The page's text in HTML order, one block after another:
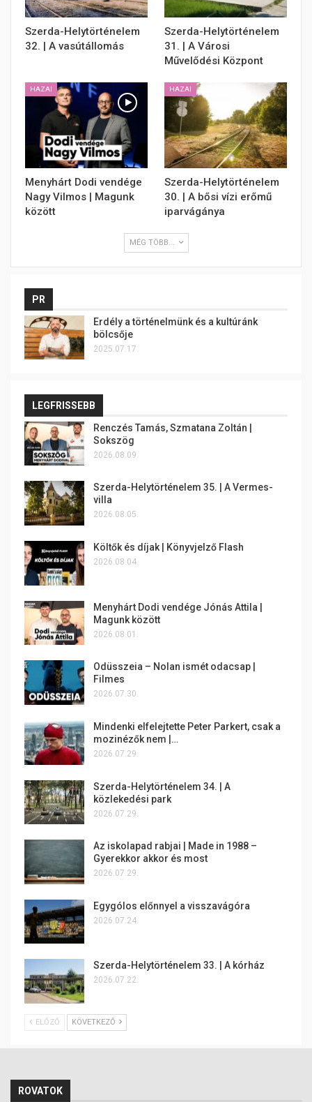
Szerda-Helytörténelem
32. | A vasútállomás
Szerda-Helytörténelem
31. | A Városi
Művelődési Központ
HAZAI
Menyhárt Dodi vendége
Nagy Vilmos | Magunk
között
HAZAI
Szerda-Helytörténelem
30. | A bősi vízi erőmű
iparvágánya
MÉG TÖBB...
PR
Erdély a történelmünk és a kultúránk
bölcsője
2025.07.17.
LEGFRISSEBB
Renczés Tamás, Szmatana Zoltán |
Sokszög
2026.08.09.
Szerda-Helytörténelem 35. | A Vermes-
villa
2026.08.05.
Költők és díjak | Könyvjelző Flash
2026.08.04.
Menyhárt Dodi vendége Jónás Attila |
Magunk között
2026.08.01.
Odüsszeia – Nolan ismét odacsap |
Filmes
2026.07.30.
Mindenki elfelejtette Peter Parkert, csak a
mozinézők nem |…
2026.07.29.
Szerda-Helytörténelem 34. | A
közlekedési park
2026.07.29.
Az iskolapad rabjai | Made in 1988 –
Gyerekkor akkor és most
2026.07.29.
Egygólos előnnyel a visszavágóra
2026.07.24.
Szerda-Helytörténelem 33. | A kórház
2026.07.22.
ELŐZŐ KÖVETKEZŐ
ROVATOK